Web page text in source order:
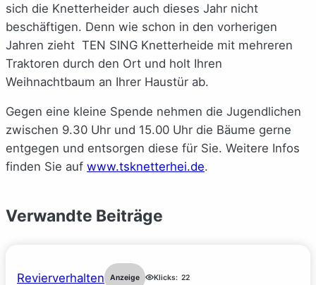
sich die Knetterheider auch dieses Jahr nicht
beschäftigen. Denn wie schon in den vorherigen
Jahren zieht TEN SING Knetterheide mit mehreren
Traktoren durch den Ort und holt Ihren
Weihnachtbaum an Ihrer Haustür ab.
Gegen eine kleine Spende nehmen die Jugendlichen
zwischen 9.30 Uhr und 15.00 Uhr die Bäume gerne
entgegen und entsorgen diese für Sie. Weitere Infos
finden Sie auf www.tsknetterhei.de.
Verwandte Beiträge
Revierverhalten Anzeige Klicks: 22